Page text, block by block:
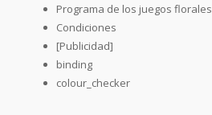
Programa de los juegos florales
Condiciones
[Publicidad]
binding
colour_checker